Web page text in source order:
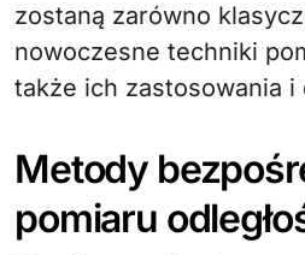
zostaną zarówno
nowoczesne techniki
także ich zastosowania i
Metody
pomiaru